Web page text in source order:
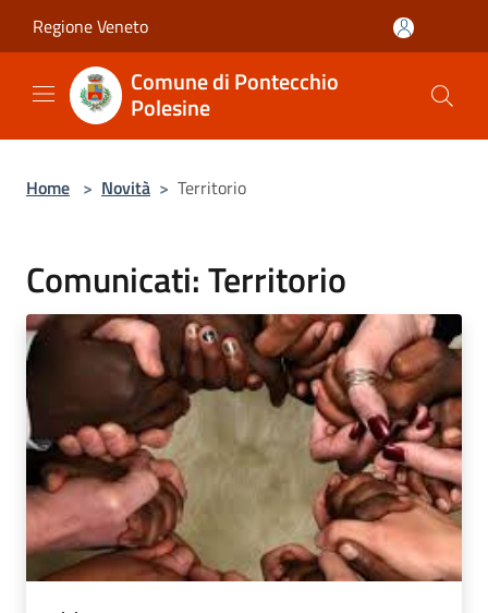
Regione Veneto
Comune di Pontecchio
Polesine
Home > Novità > Territorio
Comunicati: Territorio